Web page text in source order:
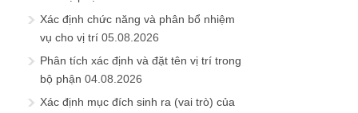
Xác định chức năng và phân bổ nhiệm
vụ cho vị trí 05.08.2026
Phân tích xác định và đặt tên vị trí trong
bộ phận 04.08.2026
Xác định mục đích sinh ra (vai trò) của